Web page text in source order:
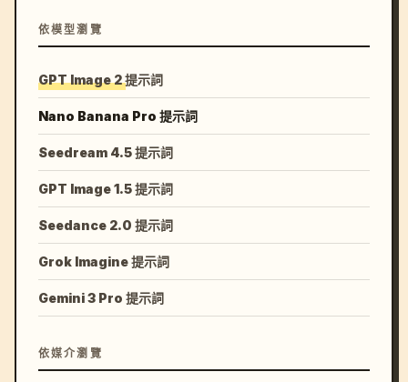
依模型瀏覽
GPT Image 2 提示詞
Nano Banana Pro 提示詞
Seedream 4.5 提示詞
GPT Image 1.5 提示詞
Seedance 2.0 提示詞
Grok Imagine 提示詞
Gemini 3 Pro 提示詞
依媒介瀏覽